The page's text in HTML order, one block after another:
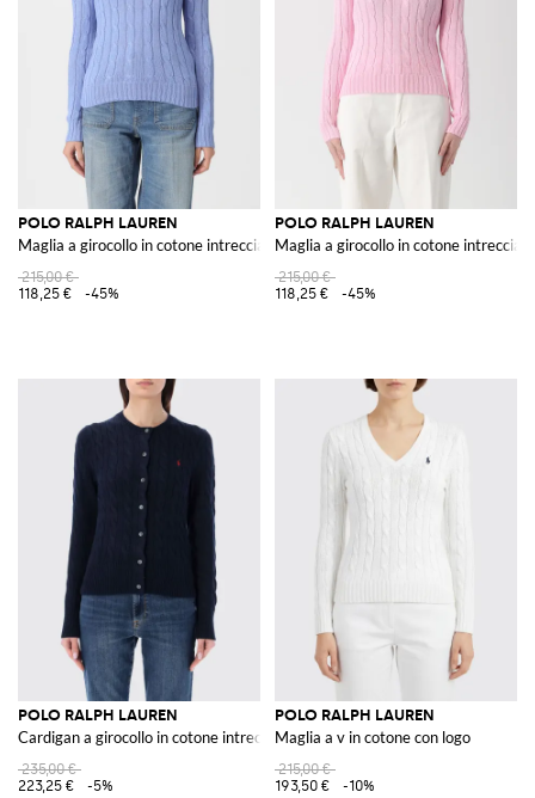
POLO RALPH LAUREN
Maglia a girocollo in cotone intrecciato con logo Pony
215,00 €
118,25 €
-45%
POLO RALPH LAUREN
Maglia a girocollo in cotone
215,00 €
118,25 €
-45%
POLO RALPH LAUREN
Cardigan a girocollo in cotone intrecciato con logo Pony
235,00 €
223,25 €
-5%
POLO RALPH LAUREN
Maglia a v in cotone con logo
215,00 €
193,50 €
-10%